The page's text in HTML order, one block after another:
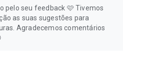
pelo seu feedback 🩷 Tivemos
as suas sugestões para
Agradecemos comentários